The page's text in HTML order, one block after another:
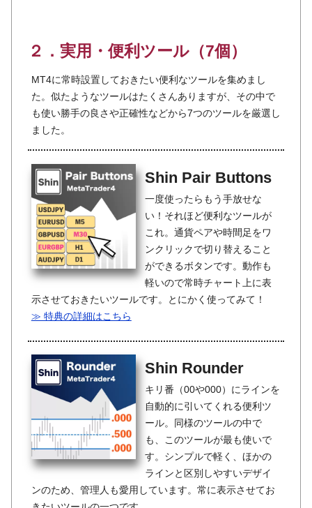
２．実用・便利ツール（7個）
MT4に常時設置しておきたい便利なツールを集めまし
た。似たようなツールはたくさんありますが、その中で
も使い勝手の良さや正確性などから7つのツールを厳選し
ました。
Shin Pair Buttons
一度使ったらもう手放せな
い！それほど便利なツールが
これ。通貨ペアや時間足をワ
ンクリックで切り替えること
ができるボタンです。動作も
軽いので常時チャート上に表
示させておきたいツールです。とにかく使ってみて！
≫ 特典の詳細はこちら
Shin Rounder
キリ番（00や000）にラインを
自動的に引いてくれる便利ツ
ール。同様のツールの中で
も、このツールが最も使いで
す。シンプルで軽く、ほかの
ラインと区別しやすいデザイ
ンのため、管理人も愛用しています。常に表示させてお